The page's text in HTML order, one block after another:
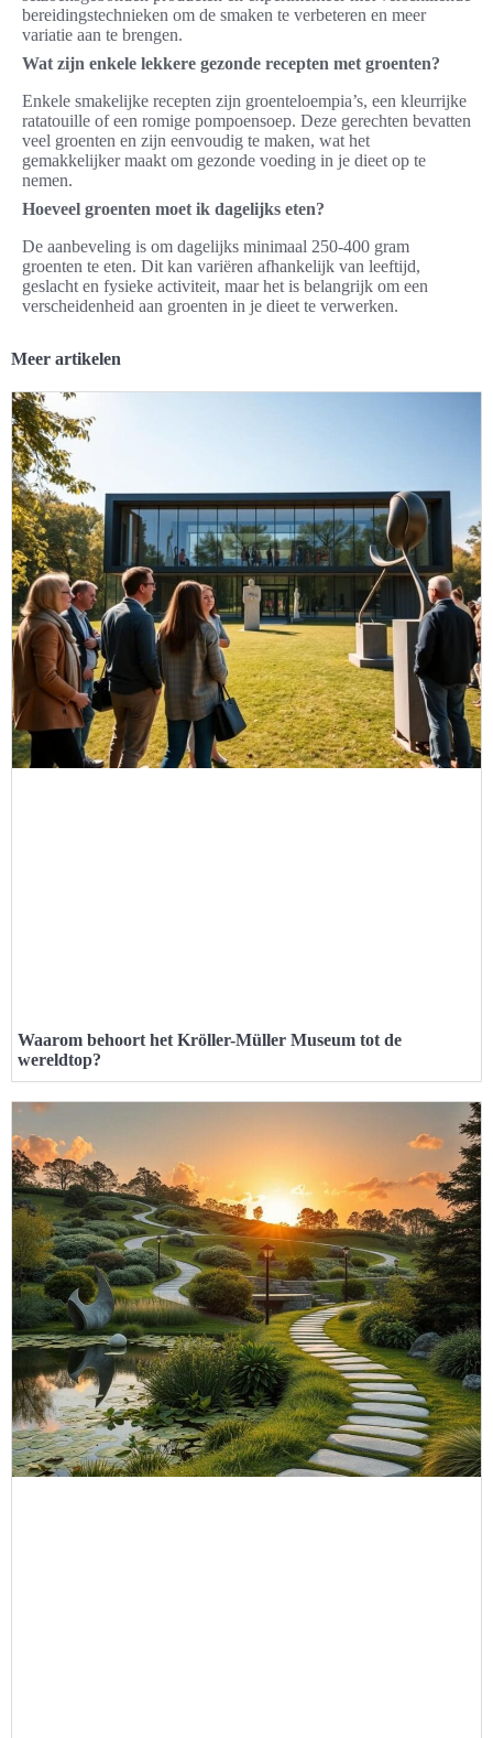
bereidingstechnieken om de smaken te verbeteren en meer
variatie aan te brengen.
Wat zijn enkele lekkere gezonde recepten met groenten?
Enkele smakelijke recepten zijn groenteloempia’s, een kleurrijke
ratatouille of een romige pompoensoep. Deze gerechten bevatten
veel groenten en zijn eenvoudig te maken, wat het
gemakkelijker maakt om gezonde voeding in je dieet op te
nemen.
Hoeveel groenten moet ik dagelijks eten?
De aanbeveling is om dagelijks minimaal 250-400 gram
groenten te eten. Dit kan variëren afhankelijk van leeftijd,
geslacht en fysieke activiteit, maar het is belangrijk om een
verscheidenheid aan groenten in je dieet te verwerken.
Meer artikelen
Waarom behoort het Kröller-Müller Museum tot de
wereldtop?